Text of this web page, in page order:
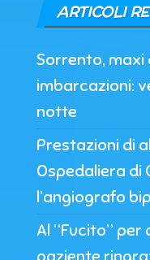
ARTICOLI
Sorrento,
imbarcazioni:
notte
Prestazioni di
Ospedaliera di
l’angiografo
Al “Fucito” per